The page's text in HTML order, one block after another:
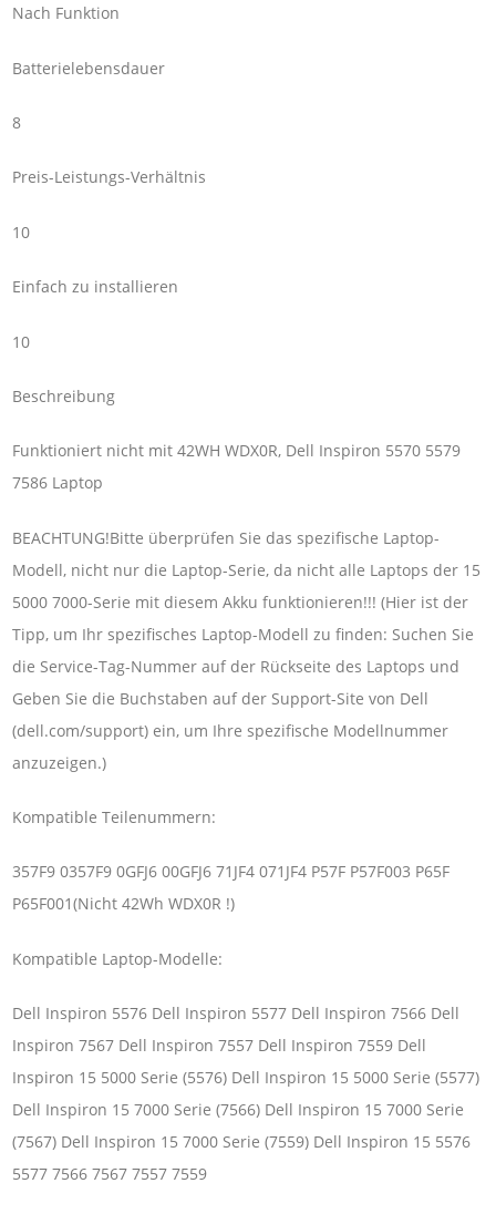
Nach Funktion
Batterielebensdauer
8
Preis-Leistungs-Verhältnis
10
Einfach zu installieren
10
Beschreibung
Funktioniert nicht mit 42WH WDX0R, Dell Inspiron 5570 5579
7586 Laptop
BEACHTUNG!Bitte überprüfen Sie das spezifische Laptop-
Modell, nicht nur die Laptop-Serie, da nicht alle Laptops der 15
5000 7000-Serie mit diesem Akku funktionieren!!! (Hier ist der
Tipp, um Ihr spezifisches Laptop-Modell zu finden: Suchen Sie
die Service-Tag-Nummer auf der Rückseite des Laptops und
Geben Sie die Buchstaben auf der Support-Site von Dell
(dell.com/support) ein, um Ihre spezifische Modellnummer
anzuzeigen.)
Kompatible Teilenummern:
357F9 0357F9 0GFJ6 00GFJ6 71JF4 071JF4 P57F P57F003 P65F
P65F001(Nicht 42Wh WDX0R !)
Kompatible Laptop-Modelle:
Dell Inspiron 5576 Dell Inspiron 5577 Dell Inspiron 7566 Dell
Inspiron 7567 Dell Inspiron 7557 Dell Inspiron 7559 Dell
Inspiron 15 5000 Serie (5576) Dell Inspiron 15 5000 Serie (5577)
Dell Inspiron 15 7000 Serie (7566) Dell Inspiron 15 7000 Serie
(7567) Dell Inspiron 15 7000 Serie (7559) Dell Inspiron 15 5576
5577 7566 7567 7557 7559